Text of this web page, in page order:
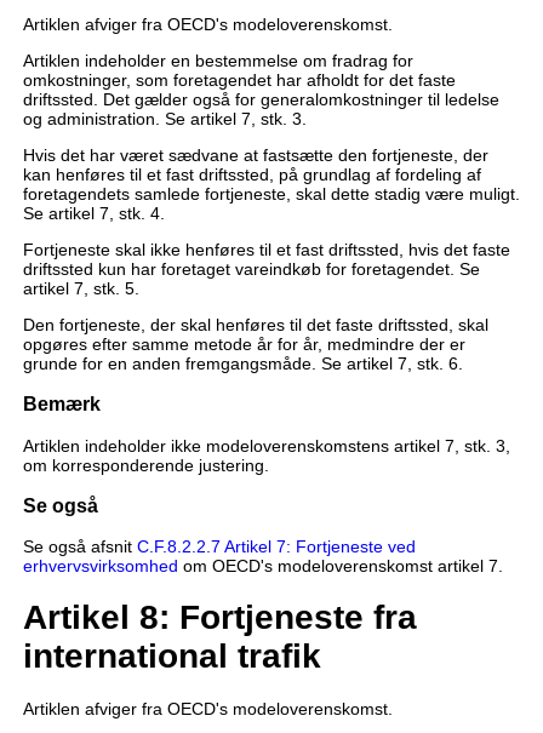
Artiklen afviger fra OECD's modeloverenskomst.
Artiklen indeholder en bestemmelse om fradrag for
omkostninger, som foretagendet har afholdt for det faste
driftssted. Det gælder også for generalomkostninger til ledelse
og administration. Se artikel 7, stk. 3.
Hvis det har været sædvane at fastsætte den fortjeneste, der
kan henføres til et fast driftssted, på grundlag af fordeling af
foretagendets samlede fortjeneste, skal dette stadig være muligt.
Se artikel 7, stk. 4.
Fortjeneste skal ikke henføres til et fast driftssted, hvis det faste
driftssted kun har foretaget vareindkøb for foretagendet. Se
artikel 7, stk. 5.
Den fortjeneste, der skal henføres til det faste driftssted, skal
opgøres efter samme metode år for år, medmindre der er
grunde for en anden fremgangsmåde. Se artikel 7, stk. 6.
Bemærk
Artiklen indeholder ikke modeloverenskomstens artikel 7, stk. 3,
om korresponderende justering.
Se også
Se også afsnit C.F.8.2.2.7 Artikel 7: Fortjeneste ved
erhvervsvirksomhed om OECD's modeloverenskomst artikel 7.
Artikel 8: Fortjeneste fra
international trafik
Artiklen afviger fra OECD's modeloverenskomst.